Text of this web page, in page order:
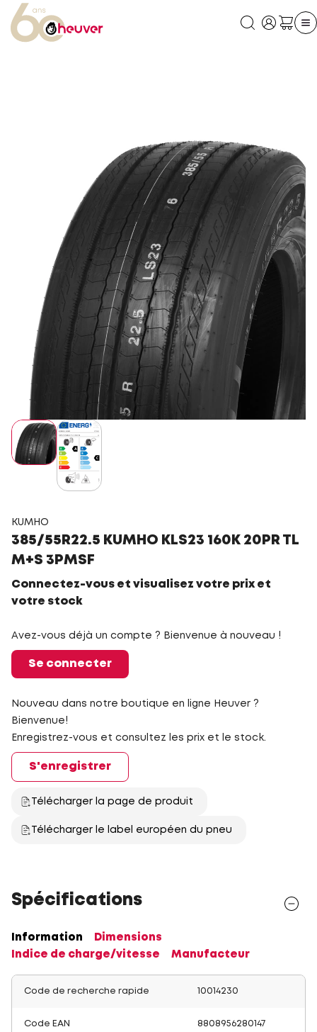
KUMHO
385/55R22.5 KUMHO KLS23 160K 20PR TL
M+S 3PMSF
Connectez-vous et visualisez votre prix et
votre stock
Avez-vous déjà un compte ? Bienvenue à nouveau !
Se connecter
Nouveau dans notre boutique en ligne Heuver ?
Bienvenue!
Enregistrez-vous et consultez les prix et le stock.
S'enregistrer
Télécharger la page de produit
Télécharger le label européen du pneu
Spécifications
Information
Dimensions
Indice de charge/vitesse
Manufacteur
Code de recherche rapide 10014230
Code EAN 8808956280147